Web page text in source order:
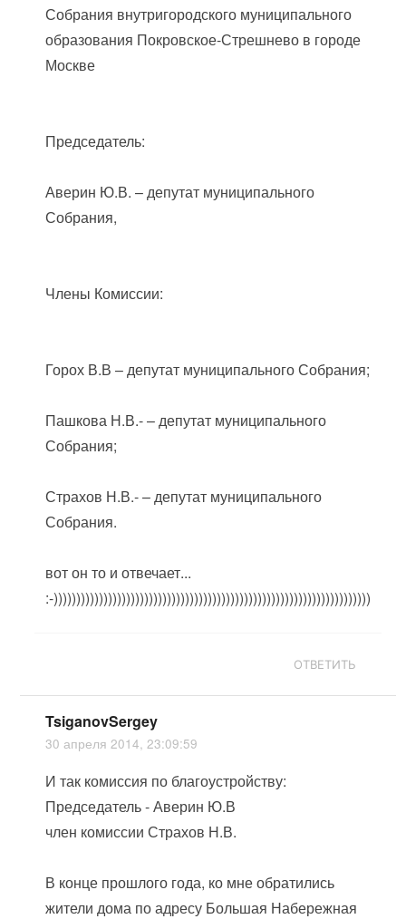
Собрания внутригородского муниципального
образования Покровское-Стрешнево в городе
Москве
Председатель:
Аверин Ю.В. – депутат муниципального
Собрания,
Члены Комиссии:
Горох В.В – депутат муниципального Собрания;
Пашкова Н.В.- – депутат муниципального
Собрания;
Страхов Н.В.- – депутат муниципального
Собрания.
вот он то и отвечает...
:-))))))))))))))))))))))))))))))))))))))))))))))))))))))))))))))))))))))
ОТВЕТИТЬ
TsiganovSergey
30 апреля 2014, 23:09:59
И так комиссия по благоустройству:
Председатель - Аверин Ю.В
член комиссии Страхов Н.В.
В конце прошлого года, ко мне обратились
жители дома по адресу Большая Набережная